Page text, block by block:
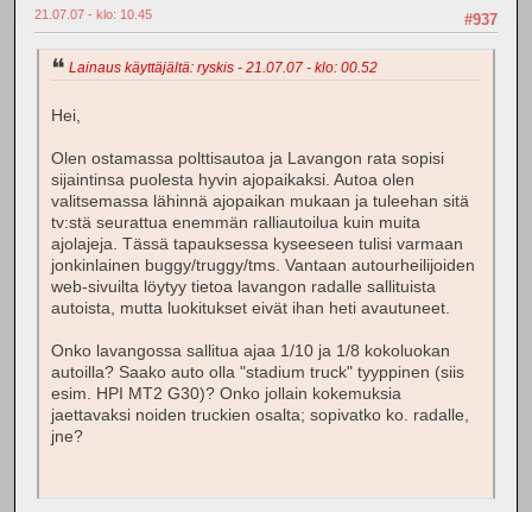
#937
21.07.07 - klo: 10.45
Lainaus käyttäjältä: ryskis - 21.07.07 - klo: 00.52
Hei,
Olen ostamassa polttisautoa ja Lavangon rata sopisi
sijaintinsa puolesta hyvin ajopaikaksi. Autoa olen
valitsemassa lähinnä ajopaikan mukaan ja tuleehan sitä
tv:stä seurattua enemmän ralliautoilua kuin muita
ajolajeja. Tässä tapauksessa kyseeseen tulisi varmaan
jonkinlainen buggy/truggy/tms. Vantaan autourheilijoiden
web-sivuilta löytyy tietoa lavangon radalle sallituista
autoista, mutta luokitukset eivät ihan heti avautuneet.
Onko lavangossa sallitua ajaa 1/10 ja 1/8 kokoluokan
autoilla? Saako auto olla "stadium truck" tyyppinen (siis
esim. HPI MT2 G30)? Onko jollain kokemuksia
jaettavaksi noiden truckien osalta; sopivatko ko. radalle,
jne?